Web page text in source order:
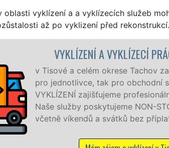
oblasti vyklízení a a vyklízecích služeb
až po vyklizení před rekonstrukcí.
PRÁCE TISOVÁ
zajišťujeme služby vyklízení, a to jak
společnosti. Pod značkou sítě EXTRA
a kvalitní servis se zárukou kvality.
STOP 24 hodin denně, 7 dní v týdnu
příplatků.